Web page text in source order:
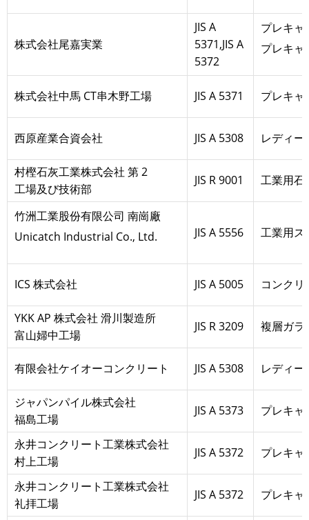
株式会社尾嘉実業
JIS A
5371,JIS A
5372
プレキャ
プレキャ
株式会社中馬 CT串木野工場 JIS A 5371 プレキャ
西原産業合資会社 JIS A 5308 レディ
村樫石灰工業株式会社 第 2
工場及び技術部
JIS R 9001 工業用石
竹洲工業股份有限公司 南崗廠
Unicatch Industrial Co., Ltd.
JIS A 5556 工業用ス
ICS 株式会社 JIS A 5005 コンク
YKK AP 株式会社 滑川製造所
富山婦中工場
JIS R 3209 複層ガラ
有限会社ケイオーコンクリート JIS A 5308 レディ
ジャパンパイル株式会社
福島工場
JIS A 5373 プレキャ
永井コンクリート工業株式会社
村上工場
JIS A 5372 プレキャ
永井コンクリート工業株式会社
礼拝工場
JIS A 5372 プレキャ